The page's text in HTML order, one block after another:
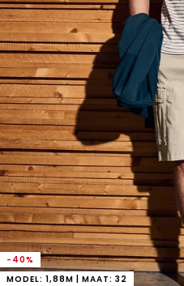
-40%
MODEL: 1,88M | MAAT: 32